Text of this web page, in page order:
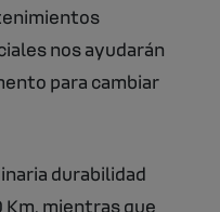
nos ayudarán
para cambiar
durabilidad
Km, mientras que